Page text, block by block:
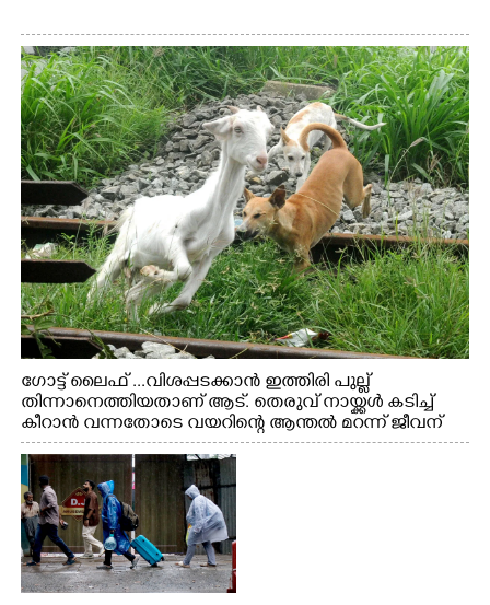
ഗോട്ട് ലൈഫ് ...വിശപ്പടക്കാൻ ഇത്തിരി പുല്ല്
തിന്നാനെത്തിയതാണ് ആട്. തെരുവ് നായ്ക്കൾ കടിച്ച്
കീറാൻ വന്നതോടെ വയറിന്റെ ആന്തൽ മറന്ന് ജീവന്
വേണ്ടിയായി ഓട്ടം. എറണാകുളം വാത്തുരുത്തിയിൽ
നിന്നുള്ള കാഴ്ച